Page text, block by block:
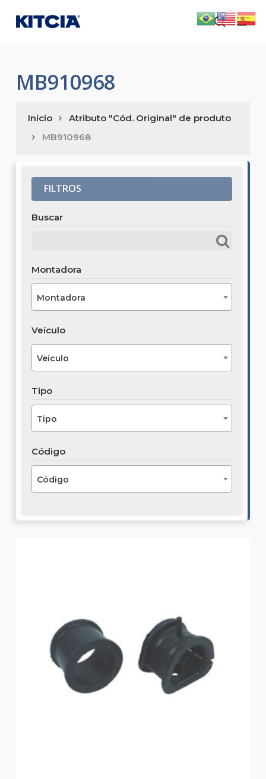
main
search
MB910968
Início
Atributo "Cód. Original" de produto
MB910968
FILTROS
Buscar
Montadora
Montadora
Veículo
Veículo
Tipo
Tipo
Código
Código